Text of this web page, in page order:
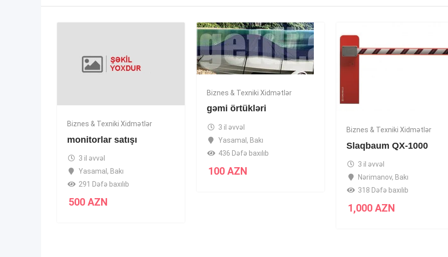
Biznes & Texniki Xidmətlər
monitorlar satışı
3 il əvvəl
Yasamal , Bakı
291 Dəfə baxılıb
500 AZN
Biznes & Texniki Xidmətlər
gəmi örtükləri
3 il əvvəl
Yasamal , Bakı
436 Dəfə baxılıb
100AZN
Biznes & Texniki Xidmətlər
Slaqbaum QX-1000
3 il əvvəl
Nərimanov, Bakı
318 Dəfə baxılıb
1,000AZN